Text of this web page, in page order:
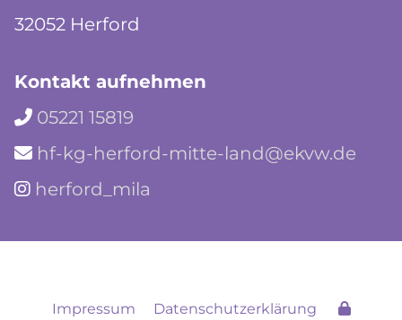
32052 Herford
Kontakt aufnehmen
 05221 15819
 hf-kg-herford-mitte-land@ekvw.de
 herford_mila
Impressum Datenschutzerklärung